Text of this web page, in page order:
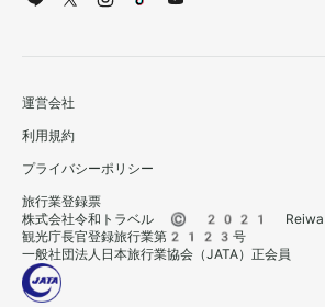
運営会社
利用規約
プライバシーポリシー
旅行業登録票
株式会社令和トラベル © 2021
観光庁長官登録旅行業第2123号
一般社団法人日本旅行業協会（JATA）正会員